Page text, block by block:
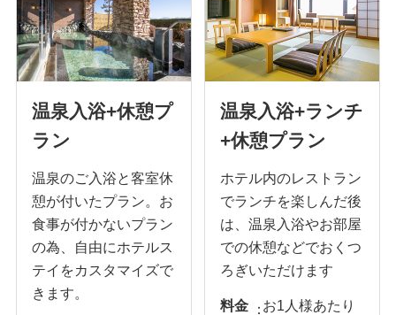
温泉入浴+休憩プ
ラン
温泉のご入浴と客室休
憩が付いたプラン。お
食事が付かないプラン
の為、自由にホテルス
テイをカスタマイズで
きます。
温泉入浴+ランチ
+休憩プラン
ホテル内のレストラン
でランチを楽しんだ後
は、温泉入浴やお部屋
での休憩などでおくつ
ろぎいただけます
料金
お1人様あたり